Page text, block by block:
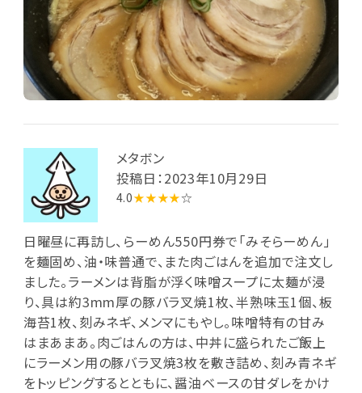
メタボン
投稿日：2023年10月29日
4.0★★★★☆
日曜昼に再訪し、らーめん550円券で「みそらーめん」
を麺固め、油・味普通で、また肉ごはんを追加で注文し
ました。ラーメンは背脂が浮く味噌スープに太麺が浸
り、具は約3mm厚の豚バラ叉焼1枚、半熟味玉1個、板
海苔1枚、刻みネギ、メンマにもやし。味噌特有の甘み
はまあまあ。肉ごはんの方は、中丼に盛られたご飯上
にラーメン用の豚バラ叉焼3枚を敷き詰め、刻み青ネギ
をトッピングするとともに、醤油ベースの甘ダレをかけ